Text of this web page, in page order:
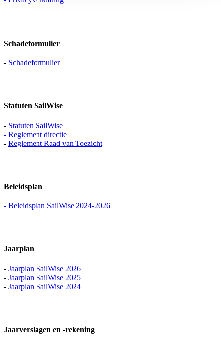
Schadeformulier
- Schadeformulier
Statuten SailWise
- Statuten SailWise
- Reglement directie
- Reglement Raad van Toezicht
Beleidsplan
- Beleidsplan SailWise 2024-2026
Jaarplan
- Jaarplan SailWise 2026
- Jaarplan SailWise 2025
- Jaarplan SailWise 2024
Jaarverslagen en -rekening